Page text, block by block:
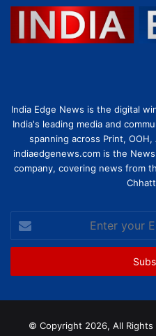
India Edge News is the digital
India's leading media and
spanning across Print,
indiaedgenews.com is the
company, covering news from
your
Email
© Copyright 2026, All